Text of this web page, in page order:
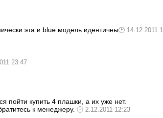
эта и blue модель идентичны
14.12.2011
23:47
пойти купить 4 плашки, а их уже нет.
к менеджеру.
2.12.2011 12:23